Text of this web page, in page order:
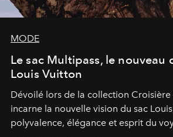
MODE
Le sac Multipass, le nouveau
Louis Vuitton
Dévoilé lors de la collection Croisière
incarne la nouvelle vision du sac
polyvalence, élégance et esprit du